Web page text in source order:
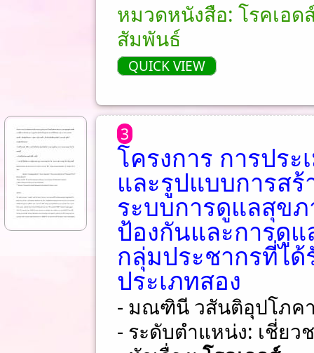
หมวดหนังสือ: โรคเอด
สัมพันธ์
QUICK VIEW
3
โครงการ การปร
และรูปแบบการสร้
ระบบการดูแลสุขภ
ป้องกันและการดูแ
กลุ่มประชากรที่ไ
ประเภทสอง
- มณฑินี วสันติอุปโภค
- ระดับตำแหน่ง: เชี่ยว